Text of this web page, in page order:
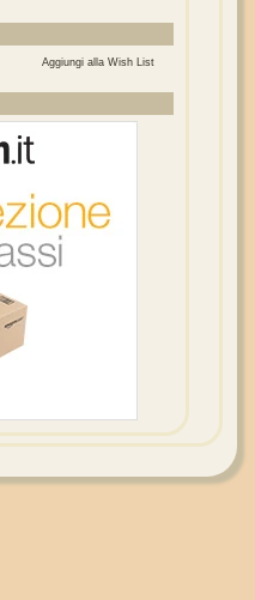
Aggiungi alla Wish List